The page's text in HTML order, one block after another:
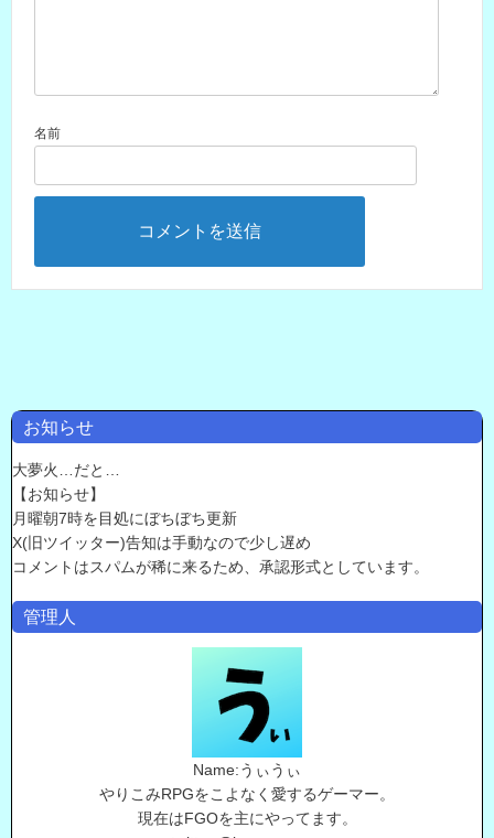
名前
お知らせ
大夢火…だと…
【お知らせ】
月曜朝7時を目処にぼちぼち更新
X(旧ツイッター)告知は手動なので少し遅め
コメントはスパムが稀に来るため、承認形式としています。
管理人
Name:うぃうぃ
やりこみRPGをこよなく愛するゲーマー。
現在はFGOを主にやってます。